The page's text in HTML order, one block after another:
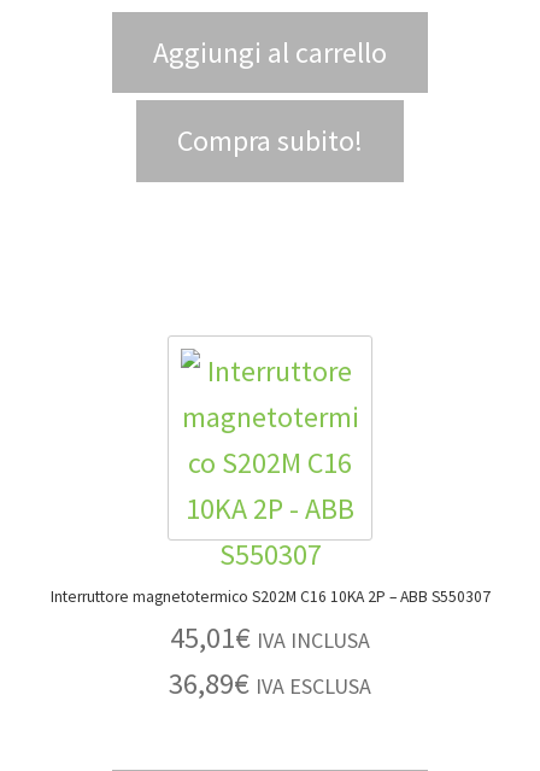
Aggiungi al carrello
Compra subito!
Interruttore magnetotermico S202M C16 10KA 2P – ABB S550307
45,01€ IVA INCLUSA
36,89€ IVA ESCLUSA